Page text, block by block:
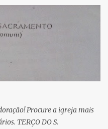
estes vossos olhos
deste desterro, mostrai-nos
ó clemente, ó piedosa, ó
nós Santa Mãe de Deus.
de Cristo. Amém.
Procure a igreja mais
TERÇO DO S.